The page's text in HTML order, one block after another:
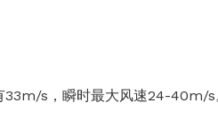
时最大风速24-40m/s